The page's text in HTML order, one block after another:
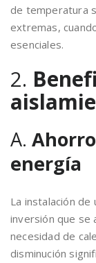
de temperatura
extremas,
esenciales.
2.
A.
energía
La instalación
inversión que se
necesidad de
disminución